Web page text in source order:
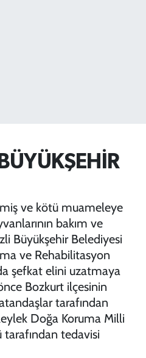
ve kötü muameleye
bakım ve
Büyükşehir Belediyesi
ve Rehabilitasyon
şefkat elini uzatmaya
Bozkurt ilçesinin
tarafından
Doğa Koruma Milli
tarafından tedavisi